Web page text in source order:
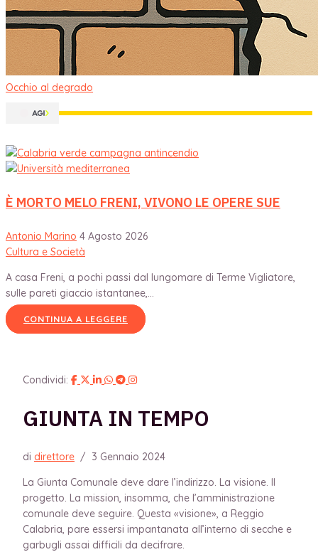
Occhio al degrado
È MORTO MELO FRENI, VIVONO LE OPERE SUE
Antonio Marino 4 Agosto 2026
Cultura e Società
A casa Freni, a pochi passi dal lungomare di Terme Vigliatore,
sulle pareti giaccio istantanee,...
CONTINUA A LEGGERE
Condividi:
GIUNTA IN TEMPO
di direttore / 3 Gennaio 2024
La Giunta Comunale deve dare l’indirizzo. La visione. Il
progetto. La mission, insomma, che l’amministrazione
comunale deve seguire. Questa «visione», a Reggio
Calabria, pare essersi impantanata all’interno di secche e
garbugli assai difficili da decifrare.